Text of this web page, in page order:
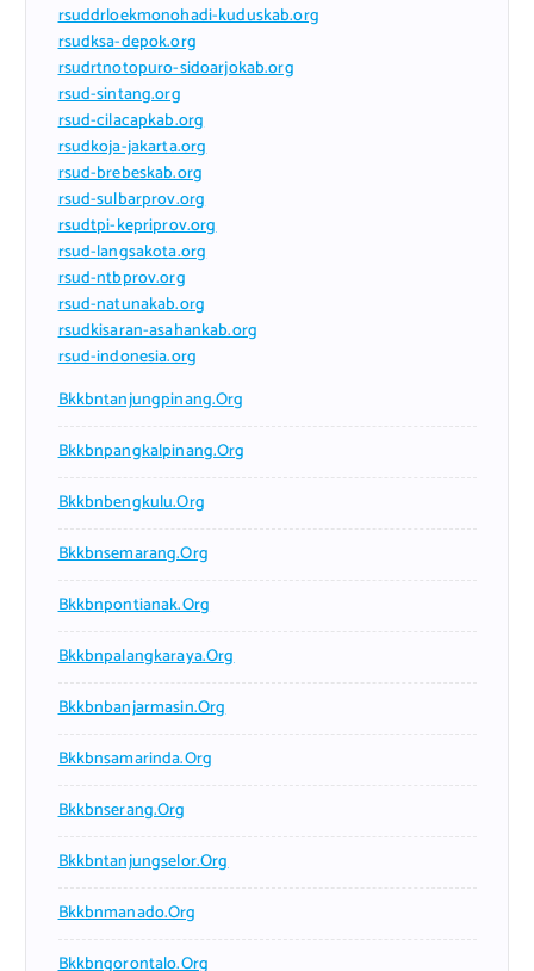
rsuddrloekmonohadi-kuduskab.org
rsudksa-depok.org
rsudrtnotopuro-sidoarjokab.org
rsud-sintang.org
rsud-cilacapkab.org
rsudkoja-jakarta.org
rsud-brebeskab.org
rsud-sulbarprov.org
rsudtpi-kepriprov.org
rsud-langsakota.org
rsud-ntbprov.org
rsud-natunakab.org
rsudkisaran-asahankab.org
rsud-indonesia.org
Bkkbntanjungpinang.org
Bkkbnpangkalpinang.org
Bkkbnbengkulu.org
Bkkbnsemarang.org
Bkkbnpontianak.org
Bkkbnpalangkaraya.org
Bkkbnbanjarmasin.org
Bkkbnsamarinda.org
Bkkbnserang.org
Bkkbntanjungselor.org
Bkkbnmanado.org
Bkkbngorontalo.org